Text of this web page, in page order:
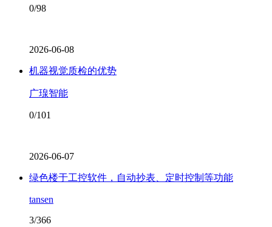
0/98
2026-06-08
机器视觉质检的优势
广瑔智能
0/101
2026-06-07
绿色楼于工控软件，自动抄表、定时控制等功能
tansen
3/366